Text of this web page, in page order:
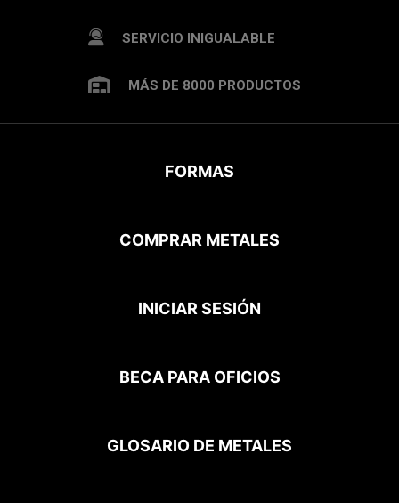
SERVICIO INIGUALABLE
MÁS DE 8000 PRODUCTOS
FORMAS
COMPRAR METALES
INICIAR SESIÓN
BECA PARA OFICIOS
GLOSARIO DE METALES